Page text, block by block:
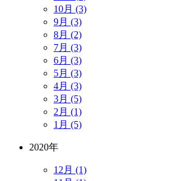
10月 (3)
9月 (3)
8月 (2)
7月 (3)
6月 (3)
5月 (3)
4月 (3)
3月 (5)
2月 (1)
1月 (5)
2020年
12月 (1)